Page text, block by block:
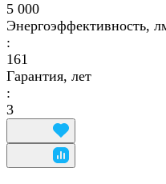
5 000
Энергоэффективность,
:
161
Гарантия, лет
:
3